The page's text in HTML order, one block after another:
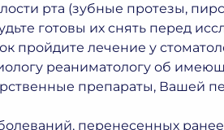
рта (зубные протезы,
готовы их снять перед
пройдите лечение у
реаниматологу об
препараты, Вашей
перенесенных